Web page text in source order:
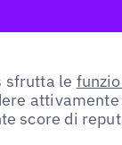
sfrutta le
attivamente
score di